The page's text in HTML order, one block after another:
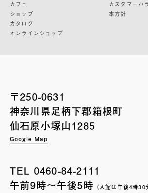
カフェ
ショップ
カタログ
オンラインショップ
カスタマーハ
本方針
〒250-0631
神奈川県足柄下郡箱根町
仙石原小塚山1285
Google Map
TEL 0460-84-2111
午前9時〜午後5時 （入館は午後4時30